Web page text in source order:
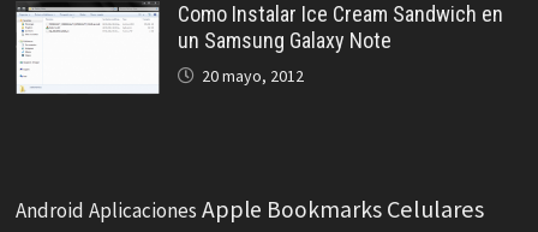
Como Instalar Ice Cream Sandwich en
un Samsung Galaxy Note
20 mayo, 2012
Android Aplicaciones Apple Bookmarks Celulares